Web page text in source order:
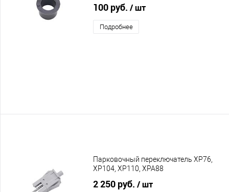
100 руб. / шт
Подробнее
Парковочный переключатель XP76,
XP104, XP110, XPA88
2 250 руб. / шт